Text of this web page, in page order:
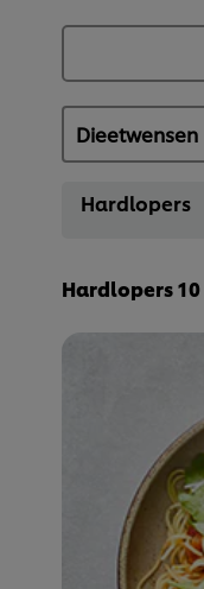
Hardlopers
Hardlopers10